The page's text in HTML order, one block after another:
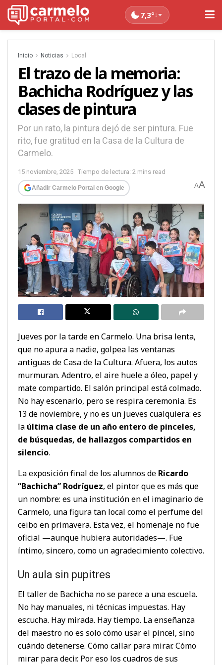
7,3°↓
Inicio Noticias Local
El trazo de la memoria:
Bachicha Rodríguez y las
clases de pintura
Por un rato, la pintura dejó de ser pintura. Fue
rito, fue gratitud en la Casa de la Cultura de
Carmelo.
15 noviembre, 2025 Tiempo de lectura: 2 mins read
Añadir Carmelo Portal en Google AA
Jueves por la tarde en Carmelo. Una brisa lenta,
que no apura a nadie, golpea las ventanas
antiguas de Casa de la Cultura. Afuera, los autos
murmuran. Adentro, el aire huele a óleo, papel y
mate compartido. El salón principal está colmado.
No hay escenario, pero se respira ceremonia. Es
13 de noviembre, y no es un jueves cualquiera: es
la última clase de un año entero de pinceles,
de búsquedas, de hallazgos compartidos en
silencio.
La exposición final de los alumnos de Ricardo
“Bachicha” Rodríguez, el pintor que es más que
un nombre: es una institución en el imaginario de
Carmelo, una figura tan local como el perfume del
ceibo en primavera. Esta vez, el homenaje no fue
oficial —aunque hubiera autoridades—. Fue
íntimo, sincero, como un agradecimiento colectivo.
Un aula sin pupitres
El taller de Bachicha no se parece a una escuela.
No hay manuales, ni técnicas impuestas. Hay
escucha. Hay mirada. Hay tiempo. La enseñanza
del maestro no es solo cómo usar el pincel, sino
cuándo detenerse. Cómo callar para mirar. Cómo
mirar para decir. Por eso los cuadros de sus